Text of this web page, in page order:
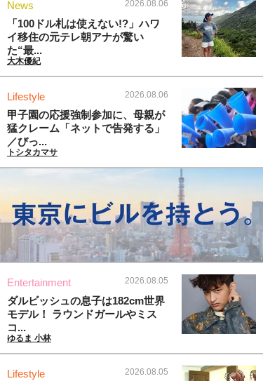
News 2026.08.06
「100ドル札は使えない!?」ハワ
イ移住の元テレ朝アナが驚い
た“最...
大木優紀
Lifestyle 2026.08.06
甲子園の応援強制参加に、母親が
猛クレーム「ネットで告発する」
／びっ...
トシタカマサ
Entertainment 2026.08.05
ダルビッシュの息子は182cm世界
モデル！ ラウンドガールやミス
コ...
ゆるま 小林
Lifestyle 2026.08.05